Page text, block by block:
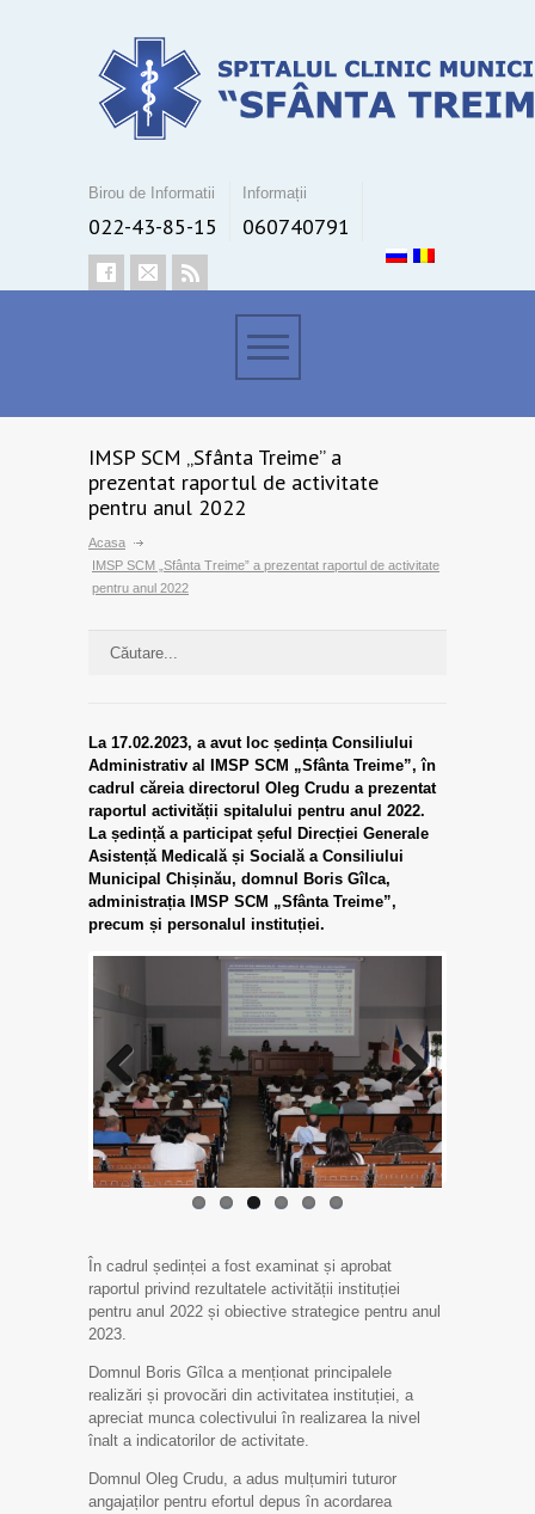
Birou de Informatii
022-43-85-15
Informații
060740791
IMSP SCM „Sfânta Treime” a
prezentat raportul de activitate
pentru anul 2022
Acasa
IMSP SCM „Sfânta Treime” a prezentat raportul de activitate
pentru anul 2022
La 17.02.2023, a avut loc ședința Consiliului
Administrativ al IMSP SCM „Sfânta Treime”, în
cadrul căreia directorul Oleg Crudu a prezentat
raportul activității spitalului pentru anul 2022.
La ședință a participat șeful Direcției Generale
Asistență Medicală și Socială a Consiliului
Municipal Chișinău, domnul Boris Gîlca,
administrația IMSP SCM „Sfânta Treime”,
precum și personalul instituției.
Previo
us
Next
În cadrul ședinței a fost examinat și aprobat
raportul privind rezultatele activității instituției
pentru anul 2022 și obiective strategice pentru anul
2023.
Domnul Boris Gîlca a menționat principalele
realizări și provocări din activitatea instituției, a
apreciat munca colectivului în realizarea la nivel
înalt a indicatorilor de activitate.
Domnul Oleg Crudu, a adus mulțumiri tuturor
angajaților pentru efortul depus în acordarea